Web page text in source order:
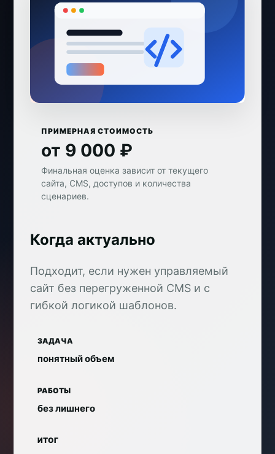
ПРИМЕРНАЯ СТОИМОСТЬ
от 9 000 ₽
Финальная оценка зависит от текущего
сайта, CMS, доступов и количества
сценариев.
Когда актуально
Подходит, если нужен управляемый
сайт без перегруженной CMS и с
гибкой логикой шаблонов.
ЗАДАЧА
понятный объем
РАБОТЫ
без лишнего
ИТОГ